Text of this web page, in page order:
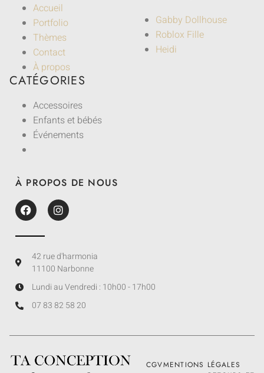
Accueil
Portfolio
Thèmes
Contact
À propos
Gabby Dollhouse
Roblox Fille
Heidi
CATÉGORIES
Accessoires
Enfants et bébés
Événements
À PROPOS DE NOUS
42 rue d'harmonia
11100 Narbonne
Lundi au Vendredi : 10h00 - 17h00
07 83 82 58 20
CGVMENTIONS LÉGALES